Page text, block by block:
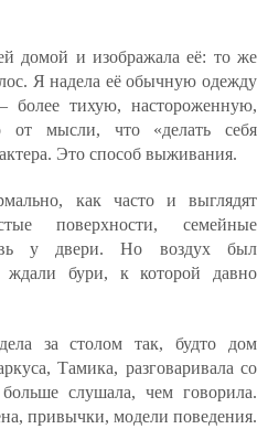
домой и изображала её: то же
Я надела её обычную одежду
тихую, настороженную,
от мысли, что «делать себя
Это способ выживания.
как часто и выглядят
поверхности, семейные
у двери. Но воздух был
ждали бури, к которой давно
за столом так, будто дом
Тамика, разговаривала со
слушала, чем говорила.
привычки, модели поведения.